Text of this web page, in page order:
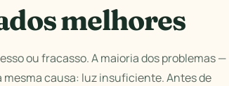
melhores
ou fracasso. A maioria dos problemas —
causa: luz insuficiente. Antes de